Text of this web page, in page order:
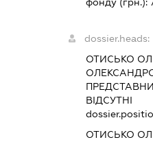
фонду (грн.):
dossier.heads:
ОТИСЬКО
ВІДСУТНІ
ОТИСЬКО